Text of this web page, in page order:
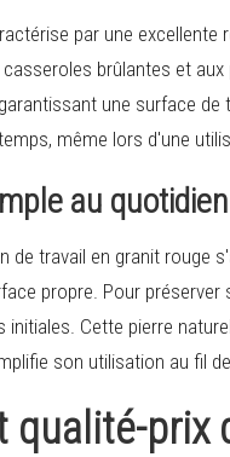
par une
brûlantes et
une surface
même lors d'une
au quotidien
de travail en granit rouge
propre. Pour
initiales. Cette pierre
son utilisation au fil
qualité-prix